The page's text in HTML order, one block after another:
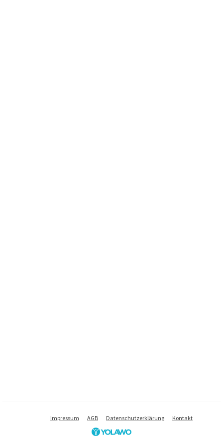
Impressum AGB Datenschutzerklärung Kontakt